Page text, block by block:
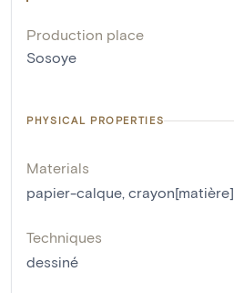
Production place
Sosoye
PHYSICAL PROPERTIES
Materials
papier-calque, crayon[matière]
Techniques
dessiné